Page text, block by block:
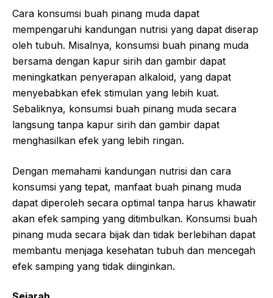
Cara konsumsi buah pinang muda dapat
mempengaruhi kandungan nutrisi yang dapat diserap
oleh tubuh. Misalnya, konsumsi buah pinang muda
bersama dengan kapur sirih dan gambir dapat
meningkatkan penyerapan alkaloid, yang dapat
menyebabkan efek stimulan yang lebih kuat.
Sebaliknya, konsumsi buah pinang muda secara
langsung tanpa kapur sirih dan gambir dapat
menghasilkan efek yang lebih ringan.
Dengan memahami kandungan nutrisi dan cara
konsumsi yang tepat, manfaat buah pinang muda
dapat diperoleh secara optimal tanpa harus khawatir
akan efek samping yang ditimbulkan. Konsumsi buah
pinang muda secara bijak dan tidak berlebihan dapat
membantu menjaga kesehatan tubuh dan mencegah
efek samping yang tidak diinginkan.